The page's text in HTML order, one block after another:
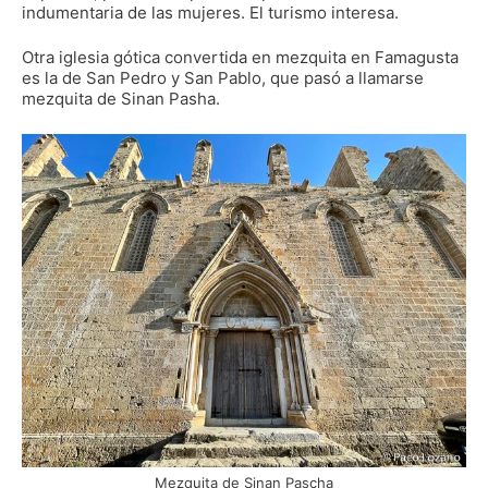
indumentaria de las mujeres. El turismo interesa.
Otra iglesia gótica convertida en mezquita en Famagusta
es la de San Pedro y San Pablo, que pasó a llamarse
mezquita de Sinan Pasha.
Mezquita de Sinan Pascha